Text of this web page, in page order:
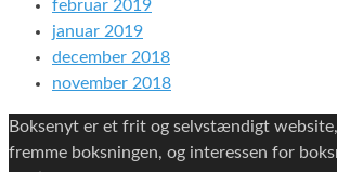
februar 2019
januar 2019
december 2018
november 2018
Boksenyt er et frit og selvstændigt
fremme boksningen, og interessen for